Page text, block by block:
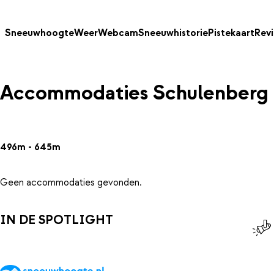
SneeuwhoogteWeerWebcamSneeuwhistoriePistekaart
Accommodaties Schulenberg
496m - 645m
Geen accommodaties gevonden.
IN DE SPOTLIGHT